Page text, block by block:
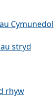
Cymunedol
stryd
rhyw